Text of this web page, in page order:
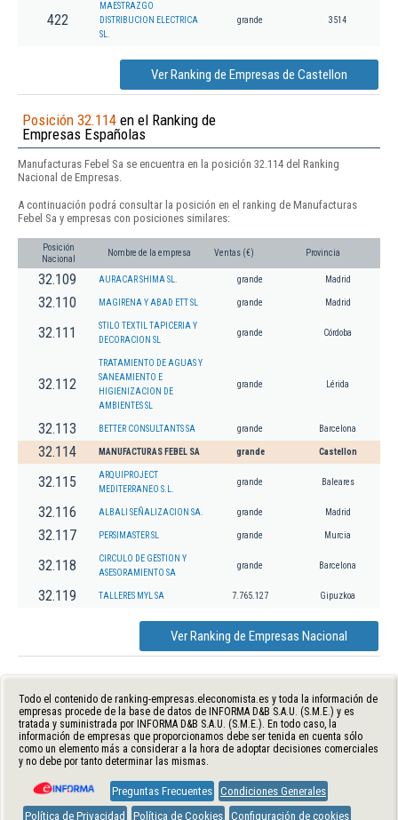
422
MAESTRAZGO
DISTRIBUCION ELECTRICA
SL.
grande 3514
Ver Ranking de Empresas de Castellon
Posición 32.114 en el Ranking de
Empresas Españolas
Manufacturas Febel Sa se encuentra en la posición 32.114 del Ranking
Nacional de Empresas.
A continuación podrá consultar la posición en el ranking de Manufacturas
Febel Sa y empresas con posiciones similares:
Posición
Nacional
Nombre de la empresa Ventas (€) Provincia
32.109 AURACAR SHIMA SL. grande Madrid
32.110 MAGIRENA Y ABAD ETT SL grande Madrid
32.111
STILO TEXTIL TAPICERIA Y
DECORACION SL
grande Córdoba
32.112
TRATAMIENTO DE AGUAS Y
SANEAMIENTO E
HIGIENIZACION DE
AMBIENTES SL
grande Lérida
32.113 BETTER CONSULTANTS SA grande Barcelona
32.114 MANUFACTURAS FEBEL SA grande Castellon
32.115
ARQUIPROJECT
MEDITERRANEO S.L.
grande Baleares
32.116 ALBALI SEÑALIZACION SA. grande Madrid
32.117 PERSIMASTER SL grande Murcia
32.118
CIRCULO DE GESTION Y
ASESORAMIENTO SA
grande Barcelona
32.119 TALLERES MYL SA 7.765.127 Gipuzkoa
Ver Ranking de Empresas Nacional
Todo el contenido de ranking-empresas.eleconomista.es y toda la información de
empresas procede de la base de datos de INFORMA D&B S.A.U. (S.M.E.) y es
tratada y suministrada por INFORMA D&B S.A.U. (S.M.E.). En todo caso, la
información de empresas que proporcionamos debe ser tenida en cuenta sólo
como un elemento más a considerar a la hora de adoptar decisiones comerciales
y no debe por tanto determinar las mismas.
Preguntas Frecuentes Condiciones Generales
Política de Privacidad
Política de Cookies Configuración de cookies